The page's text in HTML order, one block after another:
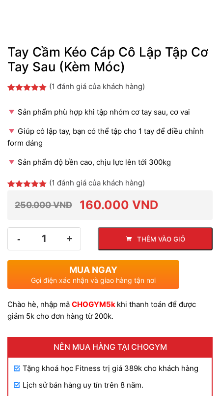
Tay Cầm Kéo Cáp Cô Lập Tập Cơ
Tay Sau (Kèm Móc)
đánh giá
(1 đánh giá của khách hàng)
Sản phẩm phù hợp khi tập nhóm cơ tay sau, cơ vai
Giúp cô lập tay, bạn có thể tập cho 1 tay để điều chỉnh
form dáng
Sản phẩm độ bền cao, chịu lực lên tới 300kg
dựa trên
đánh giá
(1 đánh giá của khách hàng)
250.000VND
gốc
250.000 VND.
160.000 VND
hiện
là:
160.000 VND.
THÊM VÀO GIỎ
MUA NGAY
Gọi điện xác nhận và giao hàng tận nơi
Chào hè, nhập mã CHOGYM5k khi thanh toán để được
giảm 5k cho đơn hàng từ 200k.
NÊN MUA HÀNG TẠI CHOGYM
Tặng khoá học Fitness trị giá 389k cho khách hàng
Lịch sử bán hàng uy tín trên 8 năm.